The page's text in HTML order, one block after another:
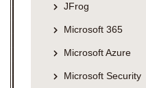
JFrog
Microsoft 365
Microsoft Azure
Microsoft Security